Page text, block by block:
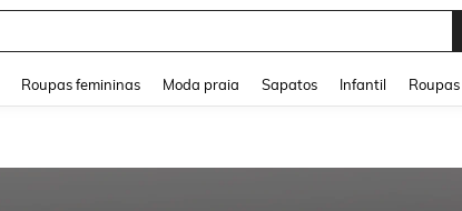
Roupas femininas Moda praia Sapatos Infantil